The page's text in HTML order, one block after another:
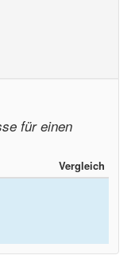
für einen
Vergleich